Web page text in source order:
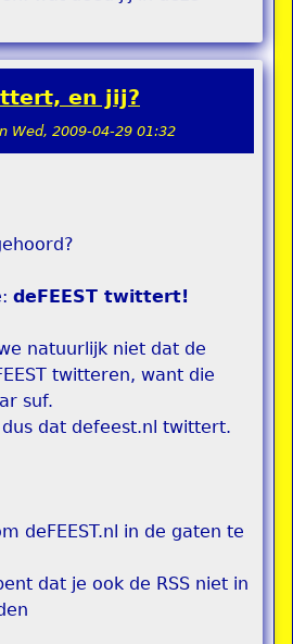
en jij?
Wed, 2009-04-29 01:32
deFEEST twittert!
natuurlijk niet dat de
twitteren, want die
suf.
dat defeest.nl twittert.
deFEEST.nl in de gaten te
dat je ook de RSS niet in